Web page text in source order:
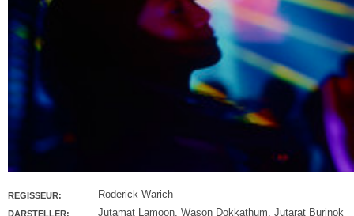
REGISSEUR: Roderick Warich
DARSTELLER: Jutamat Lamoon Wason Dokkathum Jutarat Burinok